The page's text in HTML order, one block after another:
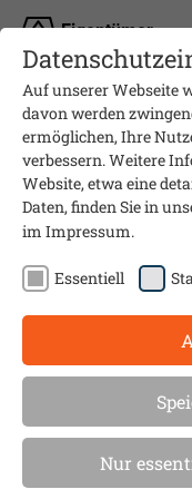
Eigentümer
Clever
für Ihre
Auf unserer Webseite
davon werden
ermöglichen, Ihre
verbessern. Weitere
Website, etwa eine
Daten, finden Sie in
im Impressum.
Essentiell
Nur